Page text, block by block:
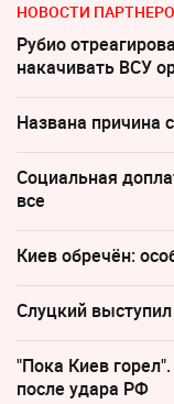
НОВОСТИ
Рубио
накачивать ВСУ
Названа причина
Социальная
все
Киев обречён:
Слуцкий
"Пока Киев
после удара РФ